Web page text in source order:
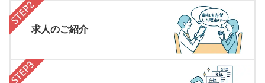
求人のご紹介